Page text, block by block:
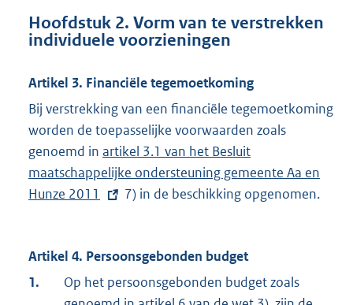
Hoofdstuk 2. Vorm van te verstrekken
individuele voorzieningen
Artikel 3. Financiële tegemoetkoming
Bij verstrekking van een financiële tegemoetkoming
worden de toepasselijke voorwaarden zoals
genoemd in E
x
n
e
l
artikel 3.1 van het Besluit
maatschappelijke ondersteuning gemeente Aa en
Hunze 2011
7) in de beschikking opgenomen.
Artikel 4. Persoonsgebonden budget
1.
Op het persoonsgebonden budget zoals